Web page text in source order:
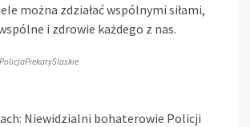
można zdziałać wspólnymi siłami,
i zdrowie każdego z nas.
Niewidzialni bohaterowie Policji